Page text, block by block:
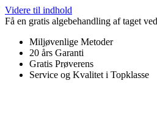
Videre til indhold
Få en gratis algebehandling af taget
Miljøvenlige Metoder
20 års Garanti
Gratis Prøverens
Service og Kvalitet i Topklasse